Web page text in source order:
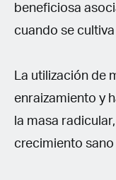
beneficiosa
cuando se
La utilización de
enraizamiento y
la masa
crecimiento